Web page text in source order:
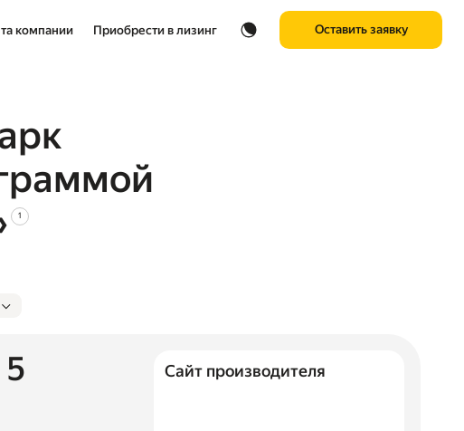
компании Приобрести в лизинг Оставить заявку
1
Сайт производителя